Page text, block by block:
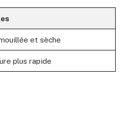
et sèche
plus rapide